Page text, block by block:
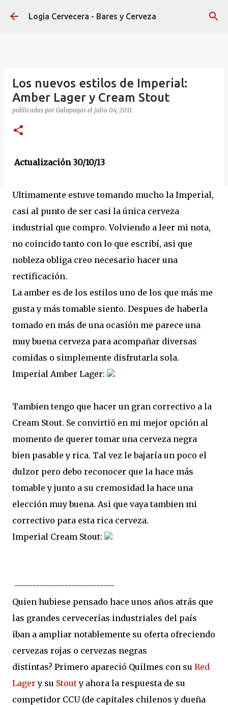
Ir al contenido principal
Logia Cervecera - Bares y Cerveza
Los nuevos estilos de Imperial:
Amber Lager y Cream Stout
publicadas por Galapagos el julio 04, 2011
Actualización 30/10/13
Ultimamente estuve tomando mucho la Imperial,
casi al punto de ser casi la única cerveza
industrial que compro. Volviendo a leer mi nota,
no coincido tanto con lo que escribí, asi que
nobleza obliga creo necesario hacer una
rectificación.
La amber es de los estilos uno de los que más me
gusta y más tomable siento. Despues de haberla
tomado en más de una ocasión me parece una
muy buena cerveza para acompañar diversas
comidas o simplemente disfrutarla sola.
Imperial Amber Lager:
Tambien tengo que hacer un gran correctivo a la
Cream Stout. Se convirtió en mi mejor opción al
momento de querer tomar una cerveza negra
bien pasable y rica. Tal vez le bajaría un poco el
dulzor pero debo reconocer que la hace más
tomable y junto a su cremosidad la hace una
elección muy buena. Asi que vaya tambien mi
correctivo para esta rica cerveza.
Imperial Cream Stout:
----------------------------
Quien hubiese pensado hace unos años atrás que
las grandes cervecerías industriales del país
iban a ampliar notablemente su oferta ofreciendo
cervezas rojas o cervezas negras
distintas? Primero apareció Quilmes con su Red
Lager y su Stouty ahora la respuesta de su
competidor CCU (de capitales chilenos y dueña